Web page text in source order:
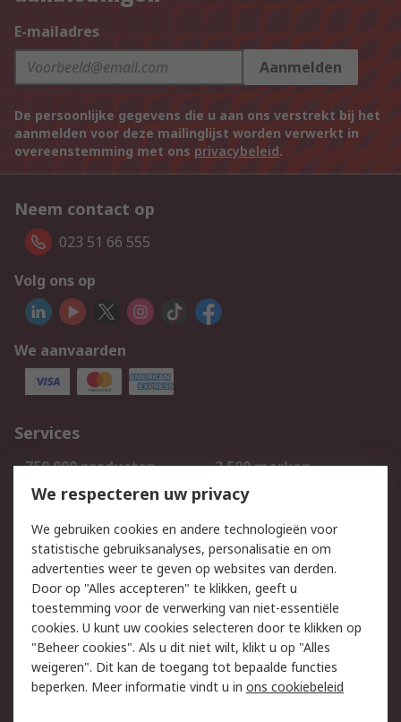
E-mailadres
Aanmelden
De persoonlijke gegevens die u aan ons verstrekt bij het
aanmelden voor deze mailinglijst worden verwerkt in
overeenstemming met ons privacybeleid.
Neem contact op
023 51 66 555
Volg ons op
We aanvaarden
Services
750.000 producten
2.500 merken
Bestellen
Inkoopoplossingen
Track & Trace
Wettelijk
Cookiebeleid
Email veiligheid
Privacybeleid
Websitevoorwaarden
Algemene
verkoopvoorwaarden
We respecteren uw privacy
We gebruiken cookies en andere technologieën voor
statistische gebruiksanalyses, personalisatie en om
advertenties weer te geven op websites van derden.
Door op "Alles accepteren" te klikken, geeft u
toestemming voor de verwerking van niet-essentiële
cookies. U kunt uw cookies selecteren door te klikken op
"Beheer cookies". Als u dit niet wilt, klikt u op "Alles
weigeren". Dit kan de toegang tot bepaalde functies
beperken. Meer informatie vindt u in ons cookiebeleid